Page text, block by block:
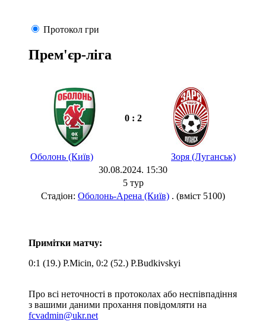
Протокол гри
Прем'єр-ліга
0 : 2
Оболонь (Київ)
Зоря (Луганськ)
30.08.2024. 15:30
5 тур
Стадіон: Оболонь-Арена (Київ) . (вміст 5100)
Примітки матчу:
0:1 (19.) P.Micin, 0:2 (52.) P.Budkivskyi
Про всі неточності в протоколах або неспівпадіння
з вашими даними прохання повідомляти на
fcvadmin@ukr.net